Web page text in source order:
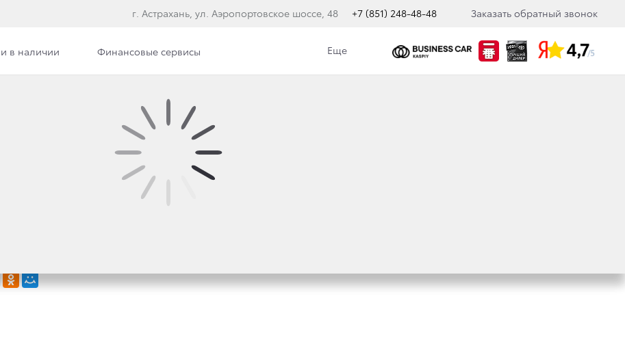
г. Астрахань, ул. Аэропортовское шоссе, 48 +7 (851) 248-48-48 Заказать обратный звонок
в наличии Финансовые сервисы Еще
Сотрудники
МОТОР КОРПОРЭЙШН» (ЯПОНИЯ)
МИРОВЫХ ПРОДАЖ В 2014 ГОДУ